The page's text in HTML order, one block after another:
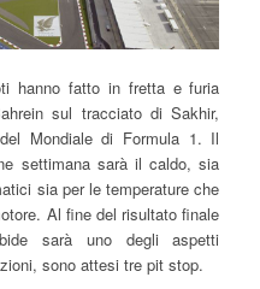
hanno fatto in fretta e furia
sul tracciato di Sakhir,
Mondiale di Formula 1. Il
settimana sarà il caldo, sia
sia per le temperature che
Al fine del risultato finale
sarà uno degli aspetti
sono attesi tre pit stop.